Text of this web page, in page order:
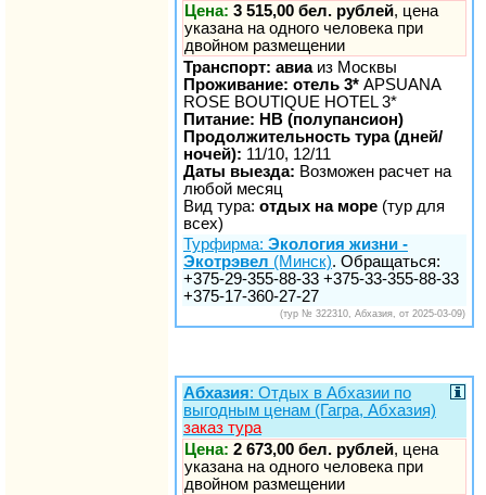
Цена: 3 515,00 бел. рублей, цена
указана на одного человека при
двойном размещении
Транспорт: авиаиз Москвы
Проживание: отель 3* APSUANA
ROSE BOUTIQUE HOTEL 3*
Питание: HB (полупансион)
Продолжительность тура (дней/
ночей): 11/10, 12/11
Даты выезда: Возможен расчет на
любой месяц
Вид тура: отдых на море (тур для
всех)
Турфирма: Экология жизни -
Экотрэвел (Минск). Обращаться:
+375-29-355-88-33 +375-33-355-88-33
+375-17-360-27-27
(тур № 322310, Абхазия, от 2025-03-09)
Абхазия: Отдых в Абхазии по
выгодным ценам (Гагра, Абхазия)
заказ тура
Цена: 2 673,00 бел. рублей, цена
указана на одного человека при
двойном размещении